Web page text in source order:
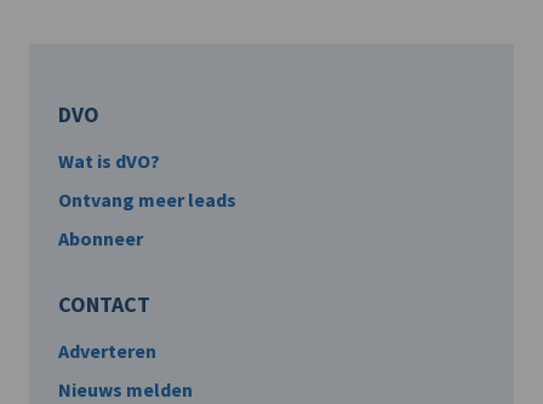
DVO
Wat is dVO?
Ontvang meer leads
Abonneer
CONTACT
Adverteren
Nieuws melden